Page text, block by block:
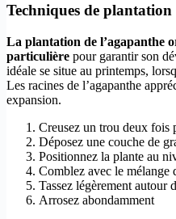
Techniques de plantation
La plantation de l’agapanthe
particulière pour garantir son
idéale se situe au printemps,
Les racines de l’agapanthe
expansion.
Creusez un trou deux fois
Déposez une couche de
Positionnez la plante au
Comblez avec le mélange
Tassez légèrement autour
Arrosez abondamment